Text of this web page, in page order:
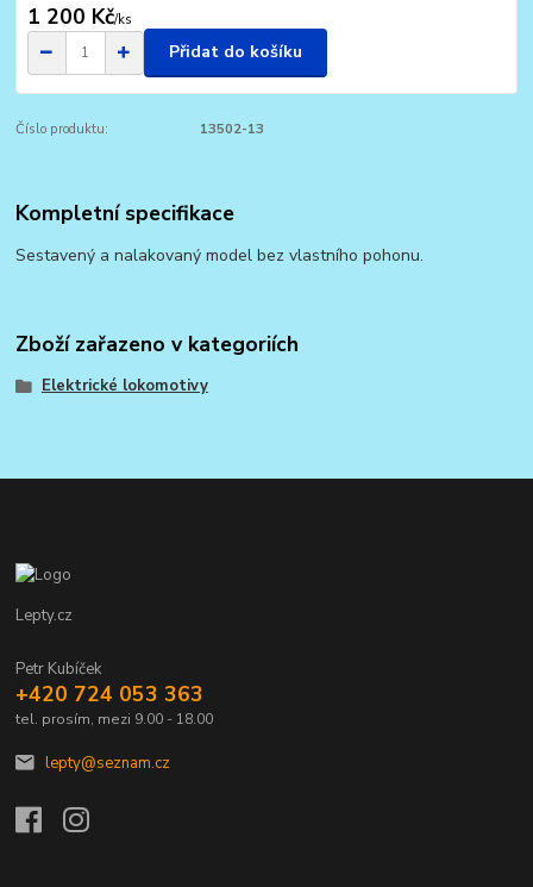
1 200 Kč/ks
Přidat do košíku
Číslo produktu: 13502-13
Kompletní specifikace
Sestavený a nalakovaný model bez vlastního pohonu.
Zboží zařazeno v kategoriích
Elektrické lokomotivy
Lepty.cz
Petr Kubíček
+420 724 053 363
tel. prosím, mezi 9.00 - 18.00
lepty@seznam.cz